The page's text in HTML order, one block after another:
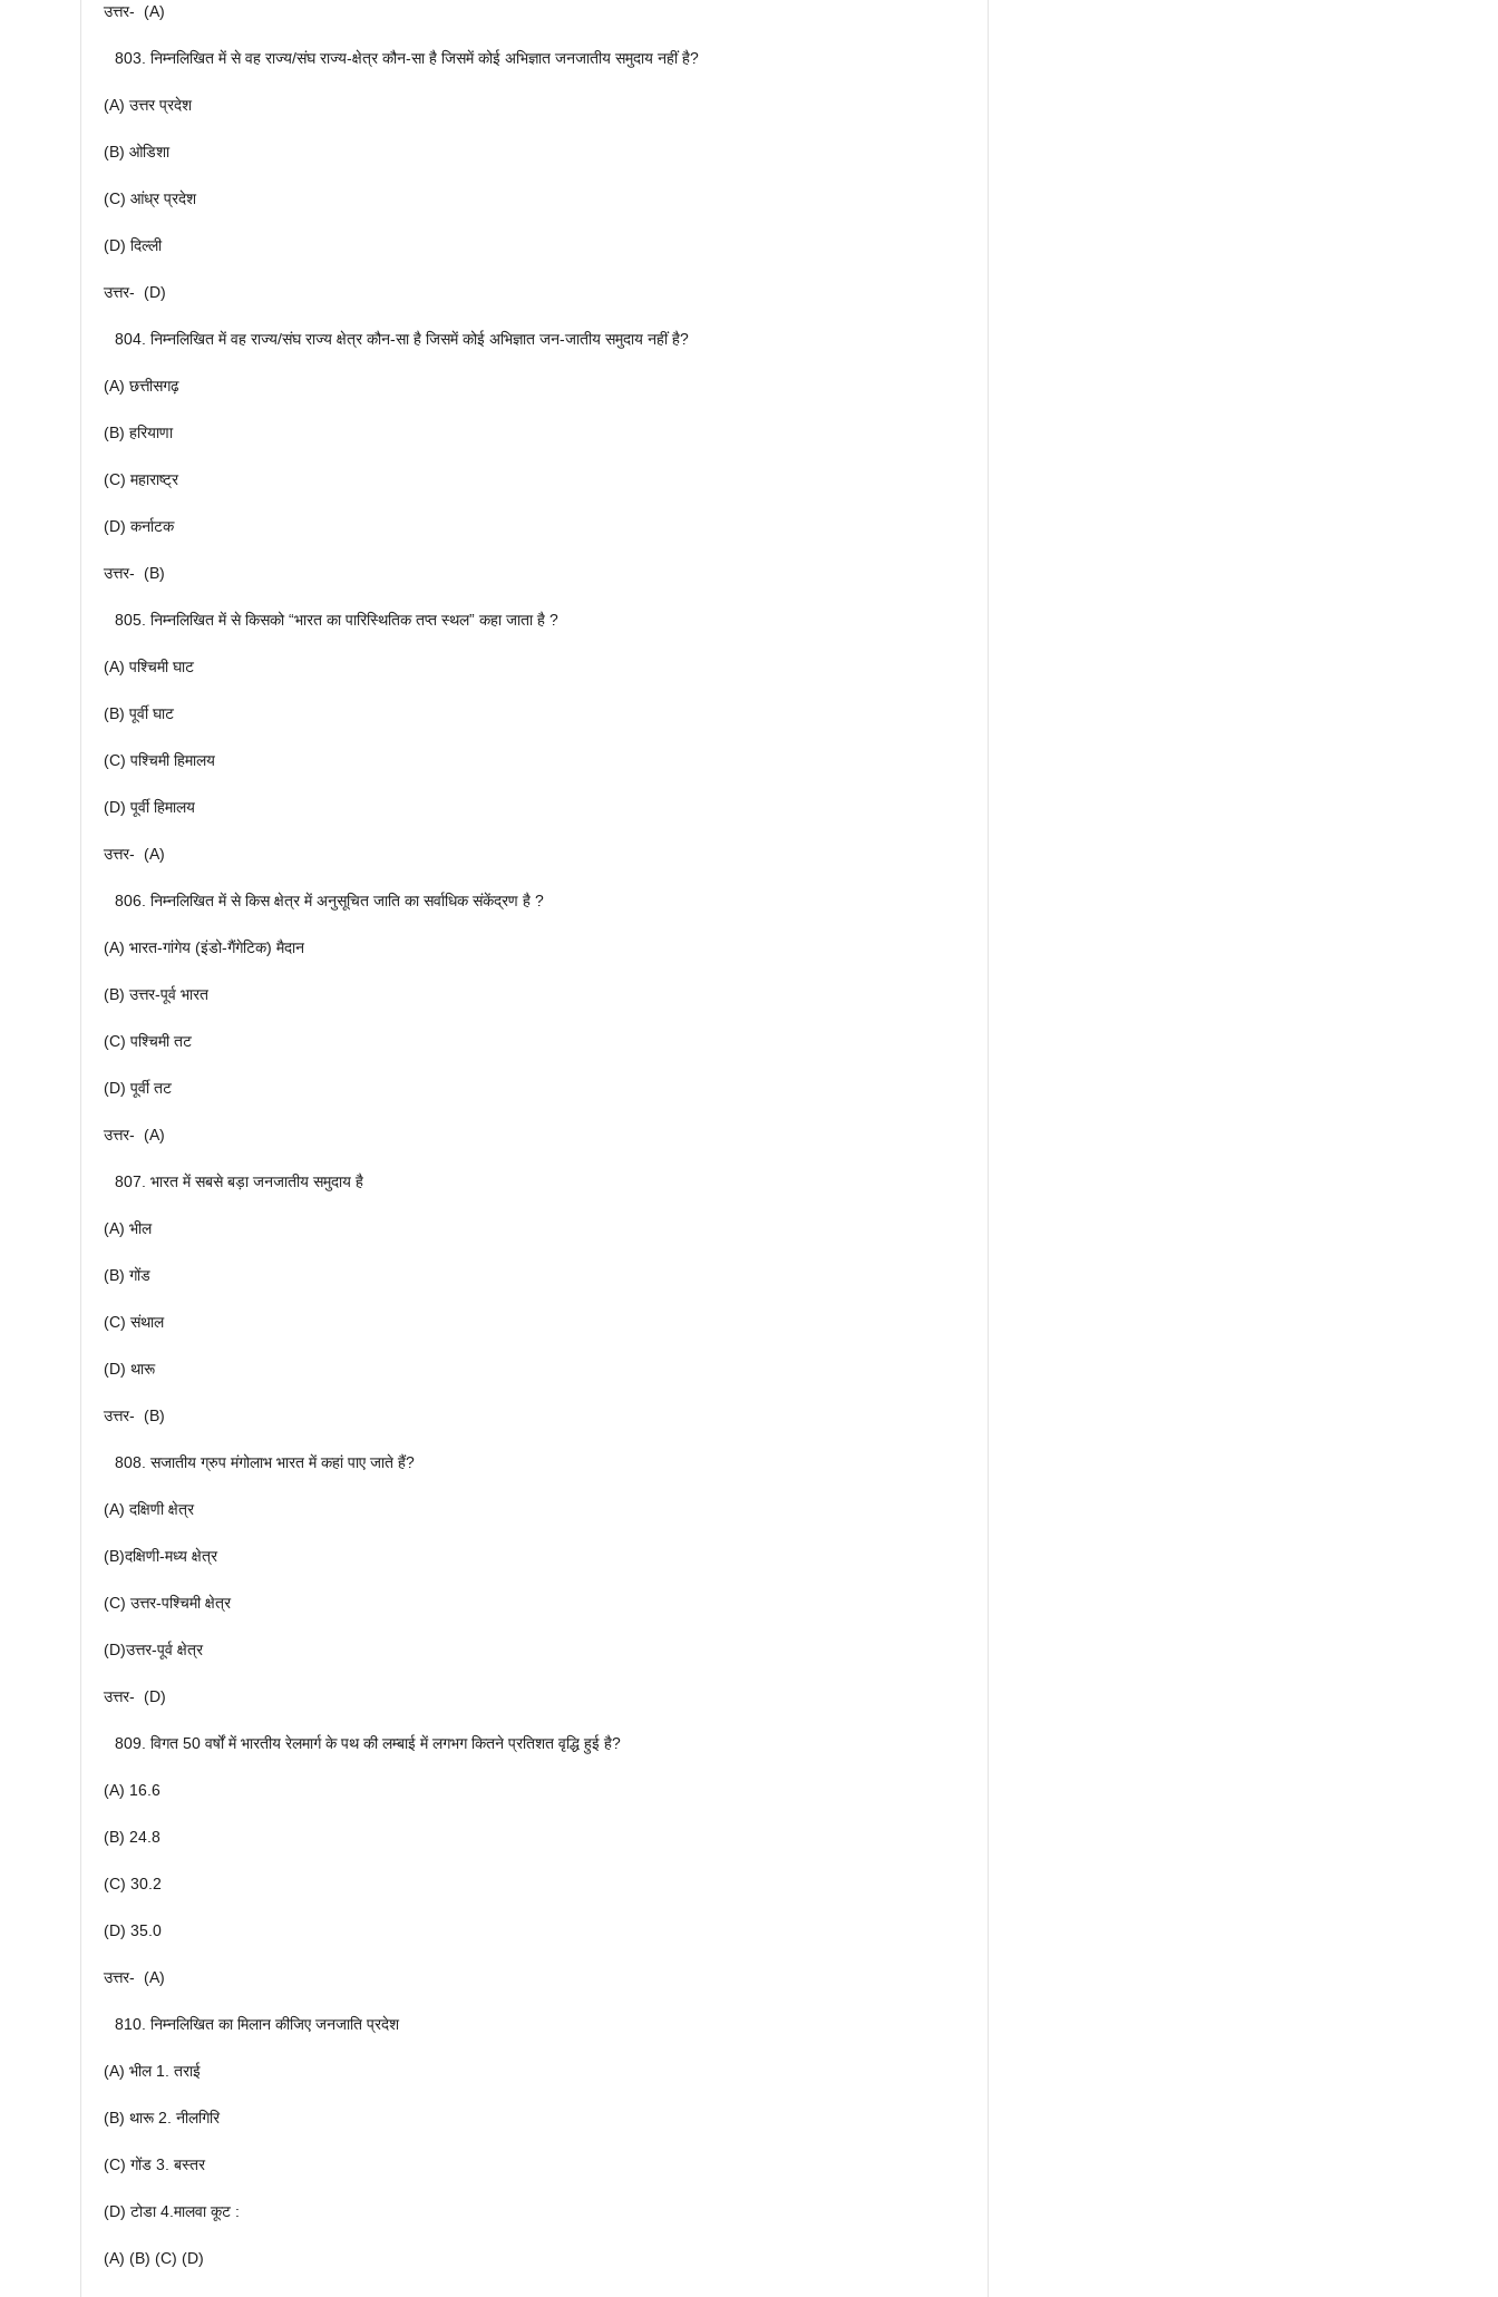
उत्तर- (A)
निम्नलिखित में से वह राज्य/संघ राज्य-क्षेत्र कौन-सा है जिसमें कोई अभिज्ञात जनजातीय समुदाय नहीं है?
(A) उत्तर प्रदेश
(B) ओडिशा
(C) आंध्र प्रदेश
(D) दिल्ली
उत्तर- (D)
निम्नलिखित में वह राज्य/संघ राज्य क्षेत्र कौन-सा है जिसमें कोई अभिज्ञात जन-जातीय समुदाय नहीं है?
(A) छत्तीसगढ़
(B) हरियाणा
(C) महाराष्ट्र
(D) कर्नाटक
उत्तर- (B)
निम्नलिखित में से किसको “भारत का पारिस्थितिक तप्त स्थल” कहा जाता है ?
(A) पश्चिमी घाट
(B) पूर्वी घाट
(C) पश्चिमी हिमालय
(D) पूर्वी हिमालय
उत्तर- (A)
निम्नलिखित में से किस क्षेत्र में अनुसूचित जाति का सर्वाधिक संकेंद्रण है ?
(A) भारत-गांगेय (इंडो-गैंगेटिक) मैदान
(B) उत्तर-पूर्व भारत
(C) पश्चिमी तट
(D) पूर्वी तट
उत्तर- (A)
भारत में सबसे बड़ा जनजातीय समुदाय है
(A) भील
(B) गोंड
(C) संथाल
(D) थारू
उत्तर- (B)
सजातीय ग्रुप मंगोलाभ भारत में कहां पाए जाते हैं?
(A) दक्षिणी क्षेत्र
(B)दक्षिणी-मध्य क्षेत्र
(C) उत्तर-पश्चिमी क्षेत्र
(D)उत्तर-पूर्व क्षेत्र
उत्तर- (D)
विगत 50 वर्षों में भारतीय रेलमार्ग के पथ की लम्बाई में लगभग कितने प्रतिशत वृद्धि हुई है?
(A) 16.6
(B) 24.8
(C) 30.2
(D) 35.0
उत्तर- (A)
निम्नलिखित का मिलान कीजिए जनजाति प्रदेश
(A) भील 1. तराई
(B) थारू 2. नीलगिरि
(C) गोंड 3. बस्तर
(D) टोडा 4.मालवा कूट :
(A) (B) (C) (D)